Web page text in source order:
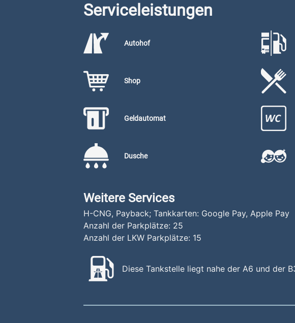
Serviceleistungen
Autohof
Shop
Geldautomat
Dusche
Weitere Services
H-CNG, Payback; Tankkarten: Google Pay, Apple Pay
Anzahl der Parkplätze: 25
Anzahl der LKW Parkplätze: 15
Diese Tankstelle liegt nahe der A6 und der